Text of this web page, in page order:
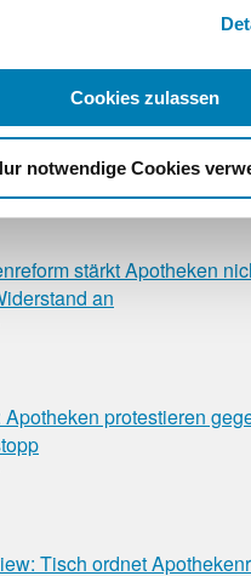
Cookies zulassen
notwendige Cookies
schaltet Anzeige zu
stärkt Apotheken
an
Apotheken protestieren
Tisch ordnet